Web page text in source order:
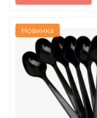
Новинка